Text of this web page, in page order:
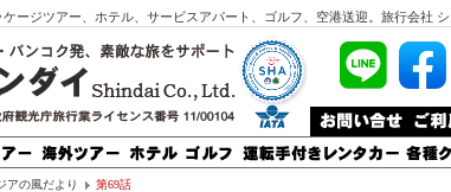
ージツアー、ホテル、サービスアパート、ゴルフ、空港送迎。旅行会社
アの風だより 第69話